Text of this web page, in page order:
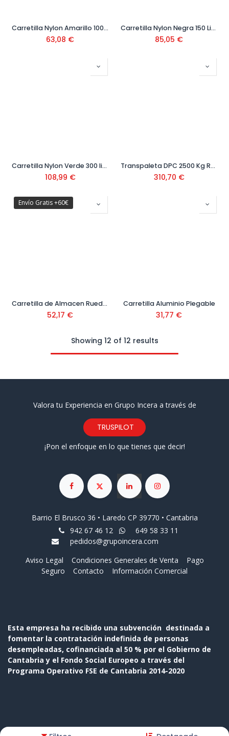
Carretilla Nylon Amarillo 100 Litros
63,08 €
Carretilla Nylon Negra 150 Litros
85,05 €
Carretilla Nylon Verde 300 litros
108,99 €
Transpaleta DPC 2500 Kg Ref: 75-22
310,70 €
Envío Gratis +60€
Carretilla de Almacen Rueda Neumática 1100x520x480 mm Ref. 09400402
52,17 €
Carretilla Aluminio Plegable
31,77 €
Showing 12 of 12 results
Valora tu Experiencia en Grupo Incera a través de
TRUSPILOT
¡Pon el enfoque en lo que tienes que decir!
Barrio El Brusco 36 • Laredo CP 39770 • Cantabria
942 67 46 12
649 58 33 11
pedidos@grupoincera.com
Aviso Legal
Condiciones Generales de Venta
Pago
Seguro
Contacto Información Comercial
Esta empresa ha recibido una subvención destinada a
fomentar la contratación indefinida de personas
desempleadas, cofinanciada al 50 % por el Gobierno de
Cantabria y el Fondo Social Europeo a través del
Programa Operativo FSE de Cantabria 2014-2020